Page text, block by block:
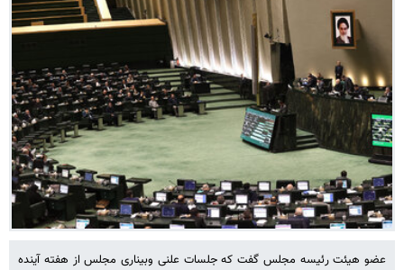
عضو هیئت رئیسه مجلس گفت که جلسات علنی وبیناری مجلس از هفته آینده